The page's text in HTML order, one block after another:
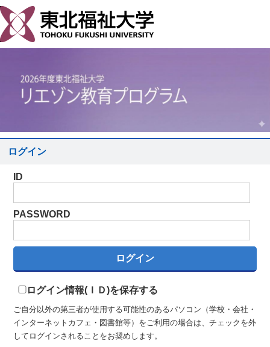
ログイン
ID
PASSWORD
ログイン情報(ＩＤ)を保存する
ご自分以外の第三者が使用する可能性のあるパソコン（学校・会社・
インターネットカフェ・図書館等）をご利用の場合は、チェックを外
してログインされることをお奨めします。